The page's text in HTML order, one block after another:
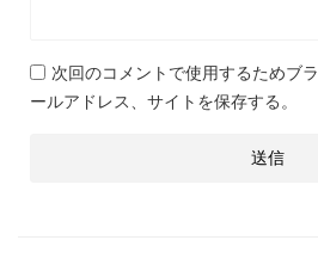
次回のコメントで使用するためブ
ールアドレス、サイトを保存する。